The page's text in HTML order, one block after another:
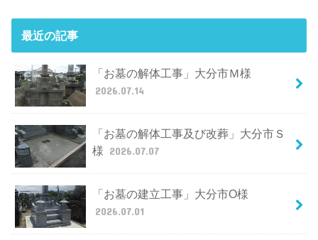
最近の記事
「お墓の解体工事」大分市Ｍ様
2026.07.14
「お墓の解体工事及び改葬」大分市Ｓ
様 2026.07.07
「お墓の建立工事」大分市O様
2026.07.01